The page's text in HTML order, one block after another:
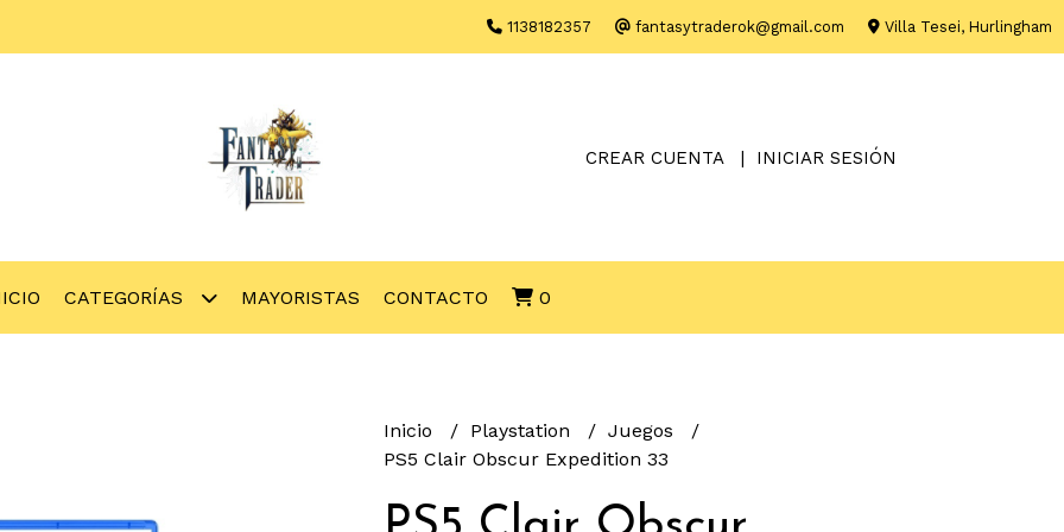
1138182357 fantasytraderok@gmail.com Villa Tesei, Hurlingham
CREAR CUENTA INICIAR SESIÓN
CATEGORÍAS MAYORISTAS CONTACTO 0
Inicio Playstation
Juegos
PS5 Clair Obscur Expedition 33